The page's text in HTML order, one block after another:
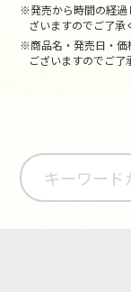
※発売から時間の経過
ざいますのでご了承
※商品名・発売日・価
ございますのでご了